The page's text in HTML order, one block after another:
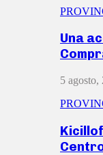
Una
5 agosto,